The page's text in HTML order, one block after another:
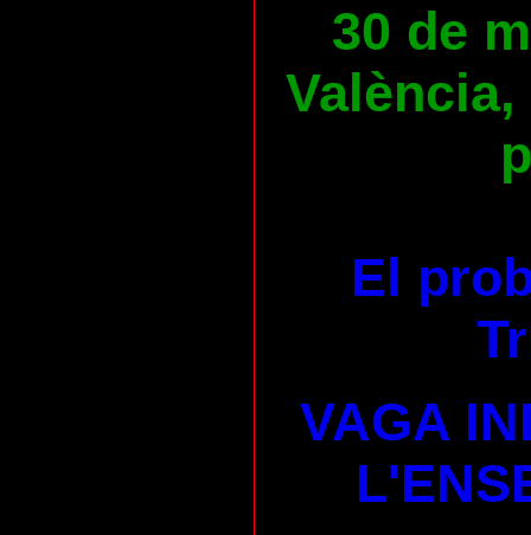
30 de
València,
El
VAGA